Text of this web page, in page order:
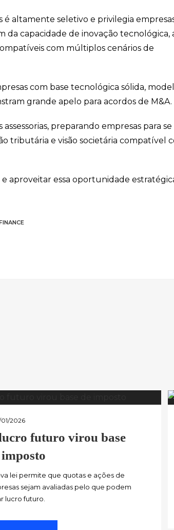
é altamente seletivo e privilegia
da capacidade de inovação tecnológica,
com múltiplos cenários de
com base tecnológica sólida,
grande apelo para acordos de M&A.
preparando empresas para se
tributária e visão societária compatível
aproveitar essa oportunidade
2026
futuro virou base
imposto
lei permite que quotas e ações de
sejam avaliadas pelo que podem
lucro futuro.